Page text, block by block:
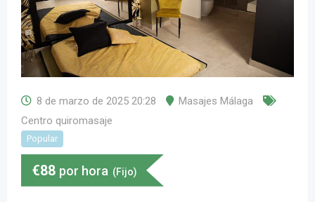
8 de marzo de 2025 20:28
Masajes Málaga
Centro quiromasaje
Popular
€88 por hora (Fijo)